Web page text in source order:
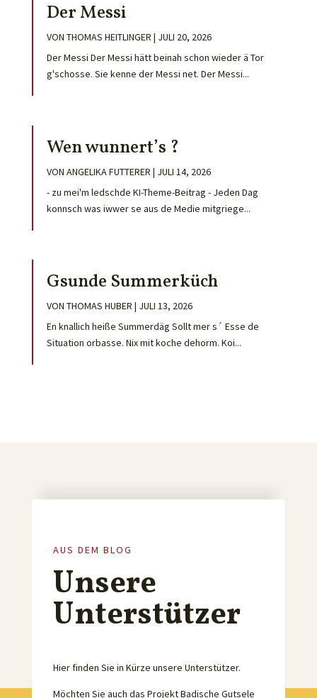
Der Messi
VON THOMAS HEITLINGER | JULI 20, 2026
Der Messi Der Messi hätt beinah schon wieder ä Tor
g'schosse. Sie kenne der Messi net. Der Messi...
Wen wunnert’s ?
VON ANGELIKA FUTTERER | JULI 14, 2026
- zu mei'm ledschde KI-Theme-Beitrag - Jeden Dag
konnsch was iwwer se aus de Medie mitgriege...
Gsunde Summerküch
VON THOMAS HUBER | JULI 13, 2026
En knallich heiße Summerdäg Sollt mer s´ Esse de
Situation orbasse. Nix mit koche dehorm. Koi...
AUS DEM BLOG
Unsere
Unterstützer
Hier finden Sie in Kürze unsere Unterstützer.
Möchten Sie auch das Projekt Badische Gutsele